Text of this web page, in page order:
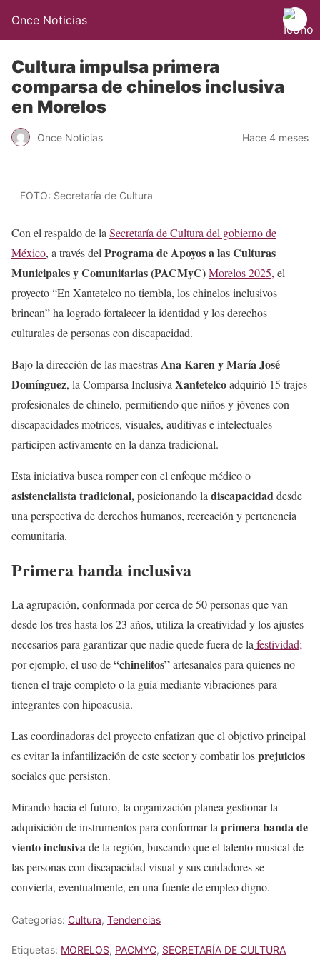
Once Noticias
Cultura impulsa primera
comparsa de chinelos inclusiva
en Morelos
Once Noticias Hace 4 meses
FOTO: Secretaría de Cultura
Con el respaldo de la Secretaría de Cultura del gobierno de
México, a través del Programa de Apoyos a las Culturas
Municipales y Comunitarias (PACMyC)Morelos 2025, el
proyecto “En Xantetelco no tiembla, los chinelos inclusivos
brincan” ha logrado fortalecer la identidad y los derechos
culturales de personas con discapacidad.
Bajo la dirección de las maestrasAna Karen y María José
Domínguez, la Comparsa Inclusiva Xantetelcoadquirió 15 trajes
profesionales de chinelo, permitiendo que niños y jóvenes con
discapacidades motrices, visuales, auditivas e intelectuales
participen activamente en la danza tradicional.
Esta iniciativa busca romper con el enfoque médico o
asistencialista tradicional,posicionando la discapacidaddesde
una perspectiva de derechos humanos, recreación y pertenencia
comunitaria.
Primera banda inclusiva
La agrupación, conformada por cerca de 50 personas que van
desde los tres hasta los 23 años, utiliza la creatividad y los ajustes
necesarios para garantizar que nadie quede fuera de la festividad;
por ejemplo, el uso de“chinelitos”artesanales para quienes no
tienen el traje completo o la guía mediante vibraciones para
integrantes con hipoacusia.
Las coordinadoras del proyecto enfatizan que el objetivo principal
es evitar la infantilización de este sector y combatir losprejuicios
sociales que persisten.
Mirando hacia el futuro, la organización planea gestionar la
adquisición de instrumentos para conformar la primera banda de
viento inclusiva de la región, buscando que el talento musical de
las personas con discapacidad visual y sus cuidadores se
convierta, eventualmente, en una fuente de empleo digno.
Categorías: Cultura, Tendencias
Etiquetas: MORELOS, PACMYC, SECRETARÍA DE CULTURA